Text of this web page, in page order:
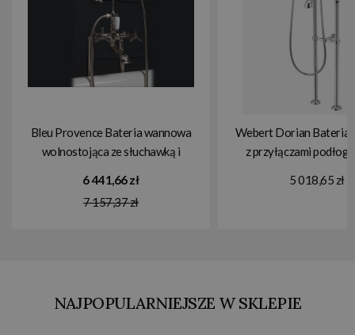
Bleu Provence Bateria wannowa
wolnostojąca ze słuchawką i
6 441,66 zł
7 157,37 zł
Webert Dorian Bateria
z przyłączami
5 018,65 zł
NAJPOPULARNIEJSZE W SKLEPIE